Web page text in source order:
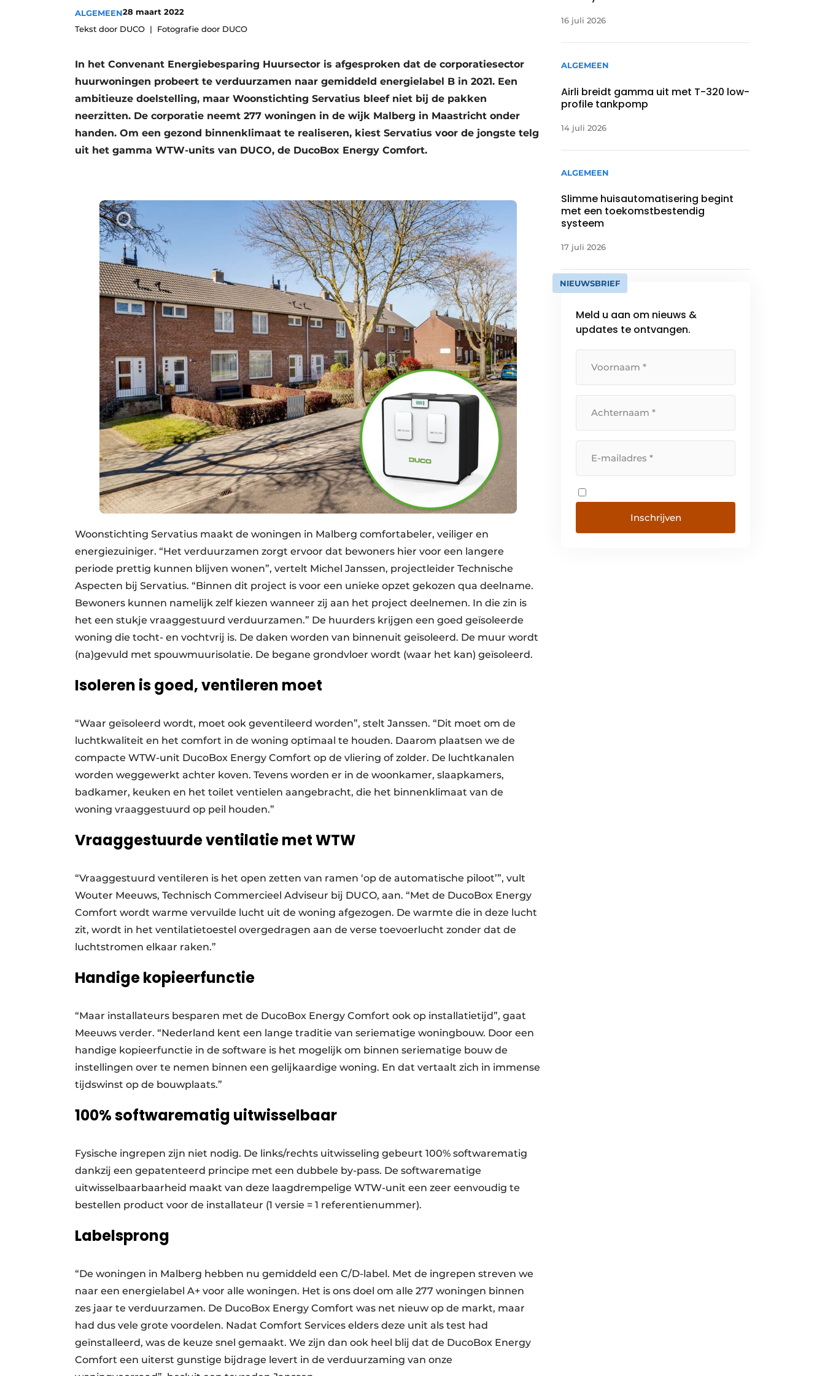
Vacatures
Video’s
ALGEMEEN28 maart 2022
Tekst door DUCO
Fotografie door DUCO
In het Convenant Energiebesparing Huursector is afgesproken dat de corporatiesector
huurwoningen probeert te verduurzamen naar gemiddeld energielabel B in 2021. Een
ambitieuze doelstelling, maar Woonstichting Servatius bleef niet bij de pakken
neerzitten. De corporatie neemt 277 woningen in de wijk Malberg in Maastricht onder
handen. Om een gezond binnenklimaat te realiseren, kiest Servatius voor de jongste telg
uit het gamma WTW-units van DUCO, de DucoBox Energy Comfort.
Woonstichting Servatius maakt de woningen in Malberg comfortabeler, veiliger en
energiezuiniger. “Het verduurzamen zorgt ervoor dat bewoners hier voor een langere
periode prettig kunnen blijven wonen”, vertelt Michel Janssen, projectleider Technische
Aspecten bij Servatius. “Binnen dit project is voor een unieke opzet gekozen qua deelname.
Bewoners kunnen namelijk zelf kiezen wanneer zij aan het project deelnemen. In die zin is
het een stukje vraaggestuurd verduurzamen.” De huurders krijgen een goed geïsoleerde
woning die tocht- en vochtvrij is. De daken worden van binnenuit geïsoleerd. De muur wordt
(na)gevuld met spouwmuurisolatie. De begane grondvloer wordt (waar het kan) geïsoleerd.
Isoleren is goed, ventileren moet
“Waar geïsoleerd wordt, moet ook geventileerd worden”, stelt Janssen. “Dit moet om de
luchtkwaliteit en het comfort in de woning optimaal te houden. Daarom plaatsen we de
compacte WTW-unit DucoBox Energy Comfort op de vliering of zolder. De luchtkanalen
worden weggewerkt achter koven. Tevens worden er in de woonkamer, slaapkamers,
badkamer, keuken en het toilet ventielen aangebracht, die het binnenklimaat van de
woning vraaggestuurd op peil houden.”
Vraaggestuurde ventilatie met WTW
“Vraaggestuurd ventileren is het open zetten van ramen ‘op de automatische piloot’”, vult
Wouter Meeuws, Technisch Commercieel Adviseur bij DUCO, aan. “Met de DucoBox Energy
Comfort wordt warme vervuilde lucht uit de woning afgezogen. De warmte die in deze lucht
zit, wordt in het ventilatietoestel overgedragen aan de verse toevoerlucht zonder dat de
luchtstromen elkaar raken.”
Handige kopieerfunctie
“Maar installateurs besparen met de DucoBox Energy Comfort ook op installatietijd”, gaat
Meeuws verder. “Nederland kent een lange traditie van seriematige woningbouw. Door een
handige kopieerfunctie in de software is het mogelijk om binnen seriematige bouw de
instellingen over te nemen binnen een gelijkaardige woning. En dat vertaalt zich in immense
tijdswinst op de bouwplaats.”
100% softwarematig uitwisselbaar
Fysische ingrepen zijn niet nodig. De links/rechts uitwisseling gebeurt 100% softwarematig
dankzij een gepatenteerd principe met een dubbele by-pass. De softwarematige
uitwisselbaarbaarheid maakt van deze laagdrempelige WTW-unit een zeer eenvoudig te
bestellen product voor de installateur (1 versie = 1 referentienummer).
Labelsprong
“De woningen in Malberg hebben nu gemiddeld een C/D-label. Met de ingrepen streven we
naar een energielabel A+ voor alle woningen. Het is ons doel om alle 277 woningen binnen
zes jaar te verduurzamen. De DucoBox Energy Comfort was net nieuw op de markt, maar
had dus vele grote voordelen. Nadat Comfort Services elders deze unit als test had
geïnstalleerd, was de keuze snel gemaakt. We zijn dan ook heel blij dat de DucoBox Energy
Comfort een uiterst gunstige bijdrage levert in de verduurzaming van onze
16 juli 2026
ALGEMEEN
Airli breidt gamma uit met T-320 low-
profile tankpomp
14 juli 2026
ALGEMEEN
Slimme huisautomatisering begint
met een toekomstbestendig
systeem
17 juli 2026
NIEUWSBRIEF
Meld u aan om nieuws &
updates te ontvangen.
Inschrijven